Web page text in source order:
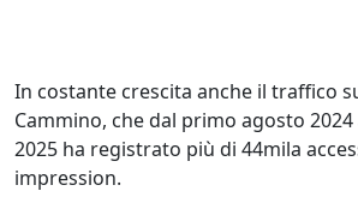
In costante crescita anche il traffico
Cammino, che dal primo agosto
2025 ha registrato più di 44mila
impression.